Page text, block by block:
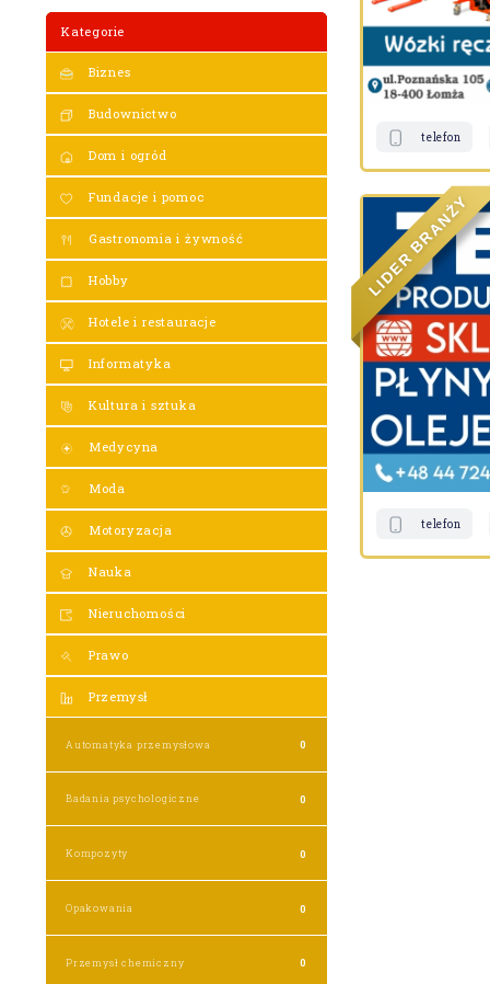
Kategorie
Biznes
Budownictwo
Dom i ogród
Fundacje i pomoc
Gastronomia i żywność
Hobby
Hotele i restauracje
Informatyka
Kultura i sztuka
Medycyna
Moda
Motoryzacja
Nauka
Nieruchomości
Prawo
Przemysł
Automatyka przemysłowa 0
Badania psychologiczne 0
Kompozyty 0
Opakowania 0
Przemysł chemiczny 0
telefon
LI
DER
B
RAN
Ż
Y
telefon